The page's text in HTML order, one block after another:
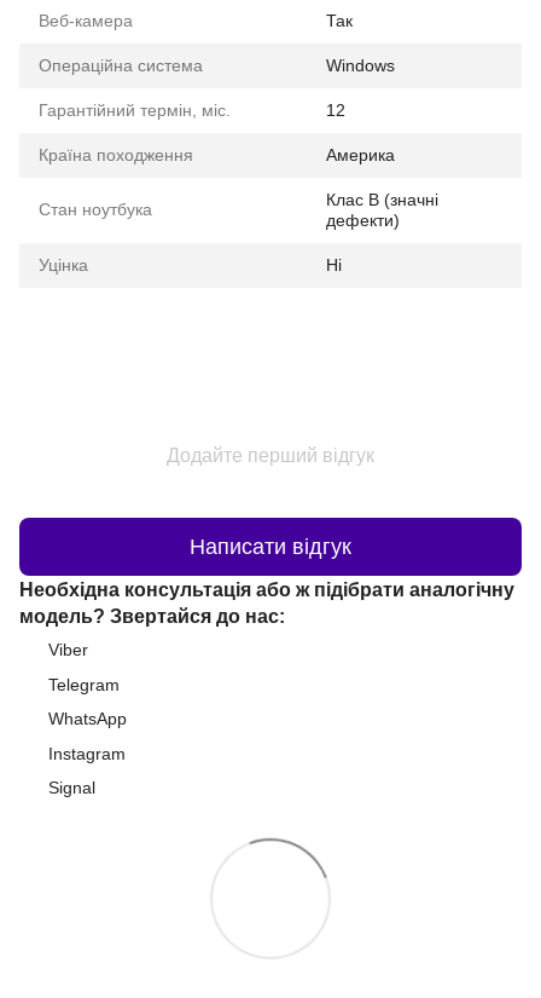
Веб-камера Так
Операційна система Windows
Гарантійний термін, міс. 12
Країна походження Америка
Стан ноутбука
Клас B (значні
дефекти)
Уцінка Ні
Додайте перший відгук
Написати відгук
Необхідна консультація або ж підібрати аналогічну
модель? Звертайся до нас:
Viber
Telegram
WhatsApp
Instagram
Signal